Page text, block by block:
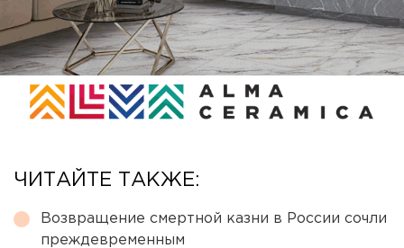
ЧИТАЙТЕ ТАКЖЕ:
Возвращение смертной казни в России сочли
преждевременным